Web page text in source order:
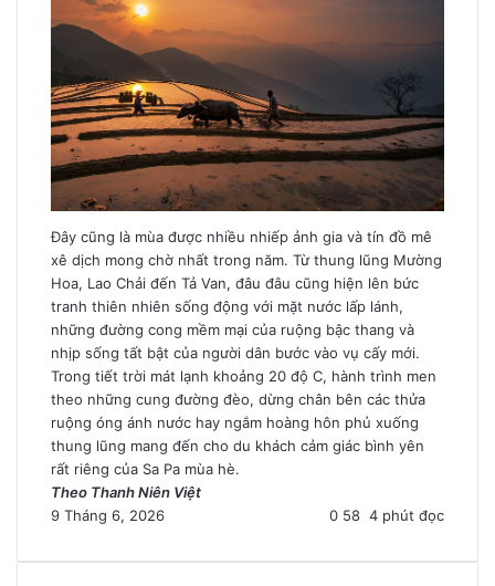
Đây cũng là mùa được nhiều nhiếp ảnh gia và tín đồ mê
xê dịch mong chờ nhất trong năm. Từ thung lũng Mường
Hoa, Lao Chải đến Tả Van, đâu đâu cũng hiện lên bức
tranh thiên nhiên sống động với mặt nước lấp lánh,
những đường cong mềm mại của ruộng bậc thang và
nhịp sống tất bật của người dân bước vào vụ cấy mới.
Trong tiết trời mát lạnh khoảng 20 độ C, hành trình men
theo những cung đường đèo, dừng chân bên các thửa
ruộng óng ánh nước hay ngắm hoàng hôn phủ xuống
thung lũng mang đến cho du khách cảm giác bình yên
rất riêng của Sa Pa mùa hè.
Theo Thanh Niên Việt
9 Tháng 6, 2026
0 58 4 phút đọc